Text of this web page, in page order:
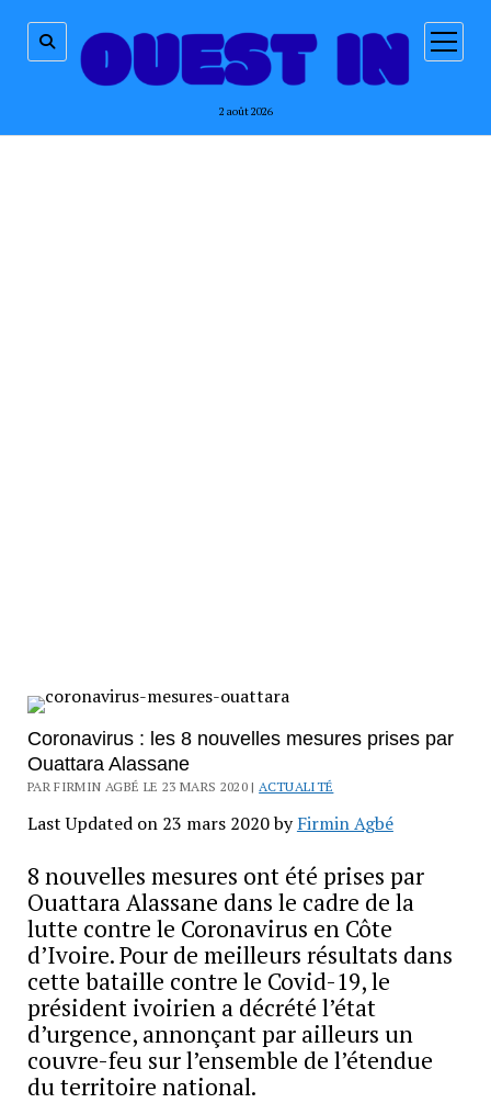
2 août 2026
ouvrir
menu
Coronavirus : les 8 nouvelles mesures prises par
Ouattara Alassane
PAR FIRMIN AGBÉ LE 23 MARS 2020 | ACTUALITÉ
Last Updated on 23 mars 2020 byFirmin Agbé
8 nouvelles mesures ont été prises par
Ouattara Alassane dans le cadre de la
lutte contre le Coronavirus en Côte
d’Ivoire. Pour de meilleurs résultats dans
cette bataille contre le Covid-19, le
président ivoirien a décrété l’état
d’urgence, annonçant par ailleurs un
couvre-feu sur l’ensemble de l’étendue
du territoire national.